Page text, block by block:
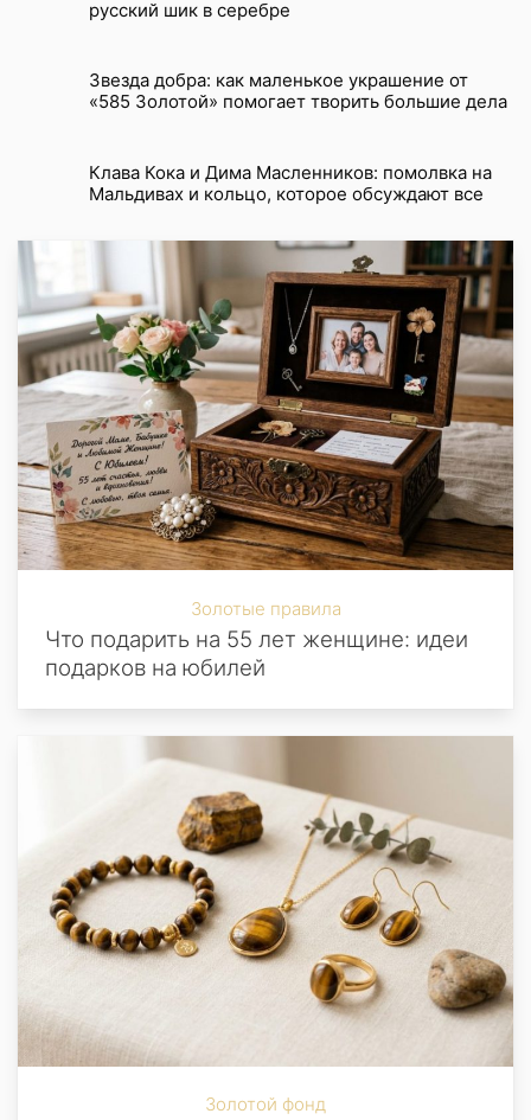
русский шик в серебре
Звезда добра: как маленькое украшение от
«585 Золотой» помогает творить большие дела
Клава Кока и Дима Масленников: помолвка на
Мальдивах и кольцо, которое обсуждают все
Золотые правила
Что подарить на 55 лет женщине: идеи
подарков на юбилей
Золотой фонд